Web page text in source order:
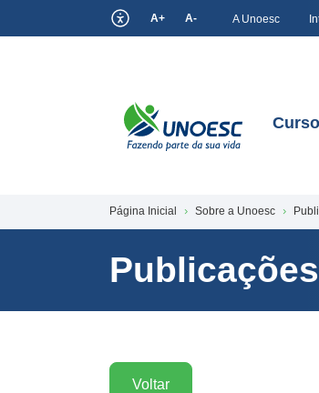
A+ A- A Unoesc
Página Inicial Sobre a Unoesc
Voltar